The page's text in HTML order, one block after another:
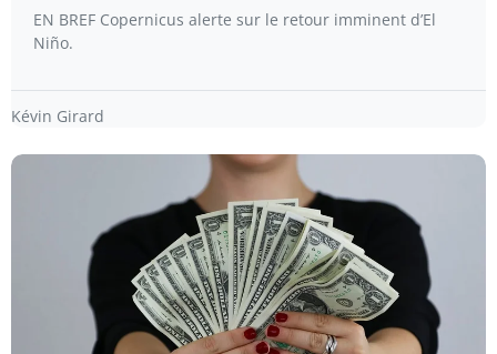
EN BREF Copernicus alerte sur le retour imminent d’El
Niño.
Kévin Girard